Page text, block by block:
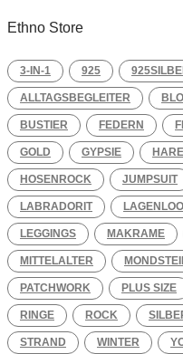
Ethno Store
3-IN-1 925
ALLTAGSBEGLEITER
BUSTIER FEDERN
GOLD GYPSIE
HOSENROCK JUMPSUIT
LABRADORIT
LEGGINGS MAKRAME
MITTELALTER
PATCHWORK PLUS SIZE
RINGE ROCK
STRAND WINTER